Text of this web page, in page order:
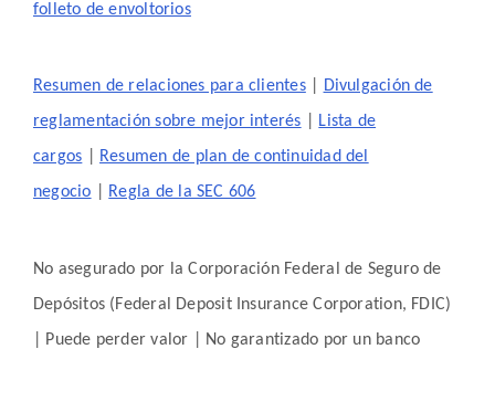
folleto de envoltorios
Resumen de relaciones para clientes| Divulgación de
reglamentación sobre mejor interés
Lista de
cargos
Resumen de plan de continuidad del
negocio
Regla de la SEC 606
No asegurado por la Corporación Federal de Seguro de
Depósitos (Federal Deposit Insurance Corporation, FDIC)
| Puede perder valor | No garantizado por un banco